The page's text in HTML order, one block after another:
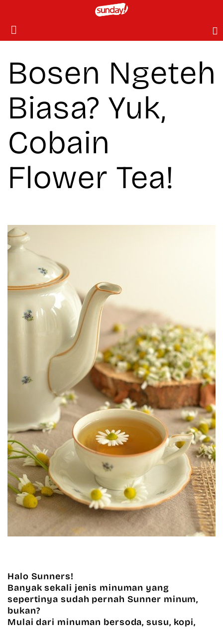
Bosen Ngeteh
Biasa? Yuk,
Cobain
Flower Tea!
Halo Sunners!
Banyak sekali jenis minuman yang
sepertinya sudah pernah Sunner minum,
bukan?
Mulai dari minuman bersoda, susu, kopi,